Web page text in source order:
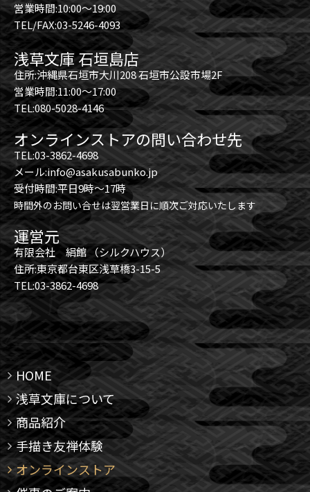
営業時間:10:00～19:00
TEL/FAX:03-5246-4093
浅草文庫 石垣島店
住所:沖縄県石垣市大川208 石垣市公設市場2F
営業時間:11:00～17:00
TEL:080-5028-4146
オンラインストアの問い合わせ先
TEL:03-3862-4698
メール:info@asakusabunko.jp
受付時間:平日9時～17時
時間外のお問い合せは翌営業日に順次ご対応いたします
運営元
有限会社 絹館 （シルクハウス）
住所:東京都台東区浅草橋3-15-5
TEL:03-3862-4698
HOME
浅草文庫について
商品紹介
手描き友禅体験
オンラインストア